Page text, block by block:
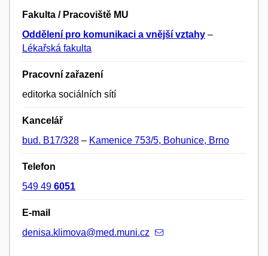
Fakulta / Pracoviště MU
Oddělení pro komunikaci a vnější vztahy –
Lékařská fakulta
Pracovní zařazení
editorka sociálních sítí
Kancelář
bud. B17/328 – Kamenice 753/5, Bohunice, Brno
Telefon
549 49 6051
E-mail
denisa.klimova@med.muni.cz